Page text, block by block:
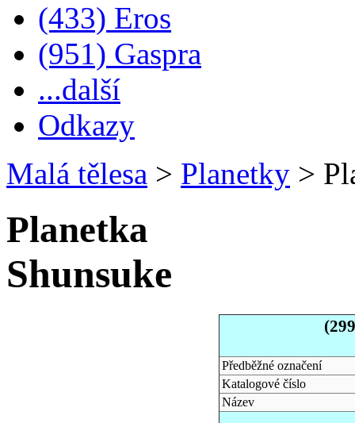
(433) Eros
(951) Gaspra
...další
Odkazy
Malá tělesa > Planetky >
Planetka
Shunsuke
Předběžné označení
Katalogové číslo
Název